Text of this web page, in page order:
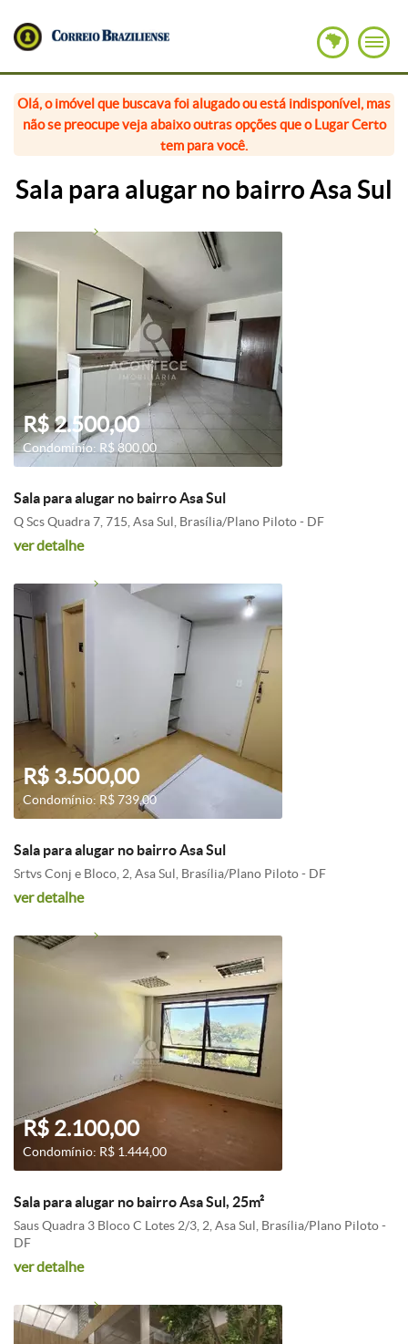
Olá, o imóvel que buscava foi alugado ou está indisponível, mas
não se preocupe veja abaixo outras opções que o Lugar Certo
tem para você.
Sala para alugar no bairro Asa Sul
R$ 2.500,00
Condomínio: R$ 800,00
Sala para alugar no bairro Asa Sul
Q Scs Quadra 7, 715, Asa Sul, Brasília/Plano Piloto - DF
ver detalhe
R$ 3.500,00
Condomínio: R$ 739,00
Sala para alugar no bairro Asa Sul
Srtvs Conj e Bloco, 2, Asa Sul, Brasília/Plano Piloto - DF
ver detalhe
R$ 2.100,00
Condomínio: R$ 1.444,00
Sala para alugar no bairro Asa Sul, 25m²
Saus Quadra 3 Bloco C Lotes 2/3, 2, Asa Sul, Brasília/Plano Piloto -
DF
ver detalhe